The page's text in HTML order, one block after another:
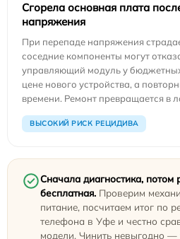
Сгорела основная плата
напряжения
При перепаде напряжения
соседние компоненты могут
управляющий модуль у
цене нового устройства, а
времени. Ремонт превращается в
ВЫСОКИЙ РИСК РЕЦИДИВА
Сначала диагностика,
бесплатная. Проверим
питание, посчитаем итог по
телефона в Уфе и честно
модели. Чинить невыгодно —